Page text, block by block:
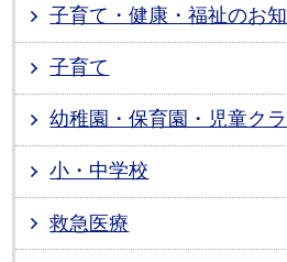
子育て・健康・福祉のお
子育て
幼稚園・保育園・児童ク
小・中学校
救急医療